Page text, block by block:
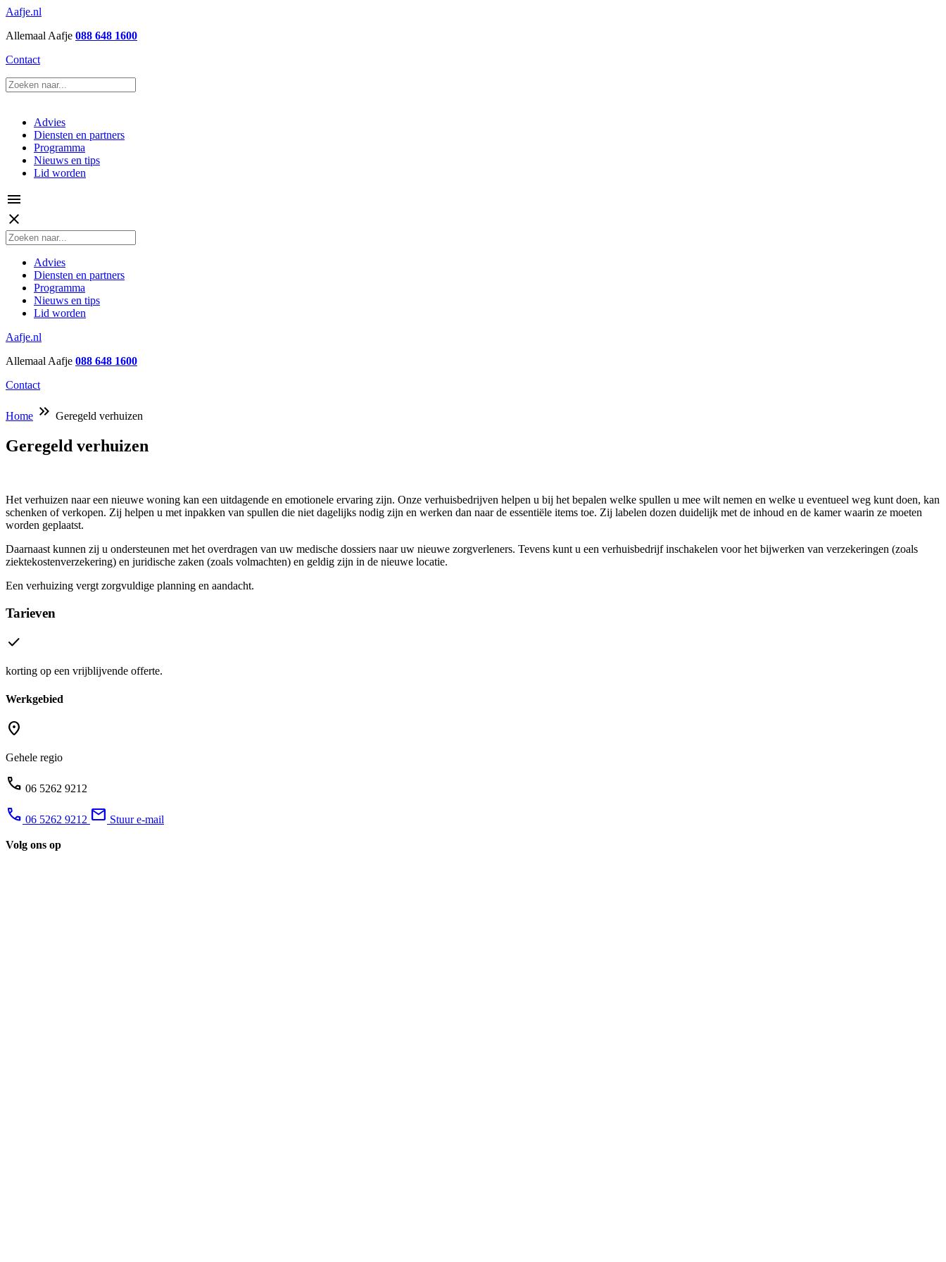
Aafje.nl
Allemaal Aafje 088 648 1600
Contact
Advies
Diensten en partners
Programma
Nieuws en tips
Lid worden
menu
close
Advies
Diensten en partners
Programma
Nieuws en tips
Lid worden
Aafje.nl
Allemaal Aafje 088 648 1600
Contact
Home keyboard_double_arrow_right Geregeld verhuizen
Geregeld verhuizen
Het verhuizen naar een nieuwe woning kan een uitdagende en emotionele ervaring zijn. Onze verhuisbedrijven helpen u bij het bepalen welke spullen u mee wilt nemen en welke u eventueel weg kunt doen, kan
schenken of verkopen. Zij helpen u met inpakken van spullen die niet dagelijks nodig zijn en werken dan naar de essentiële items toe. Zij labelen dozen duidelijk met de inhoud en de kamer waarin ze moeten
worden geplaatst.
Daarnaast kunnen zij u ondersteunen met het overdragen van uw medische dossiers naar uw nieuwe zorgverleners. Tevens kunt u een verhuisbedrijf inschakelen voor het bijwerken van verzekeringen (zoals
ziektekostenverzekering) en juridische zaken (zoals volmachten) en geldig zijn in de nieuwe locatie.
Een verhuizing vergt zorgvuldige planning en aandacht.
Tarieven
check
korting op een vrijblijvende offerte.
Werkgebied
location_on
Gehele regio
phone 06 5262 9212
phone 06 5262 9212 mail Stuur e-mail
Volg ons op